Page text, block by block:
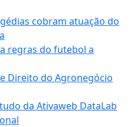
cobram atuação do
regras do futebol a
Direito do Agronegócio
da Ativaweb DataLab